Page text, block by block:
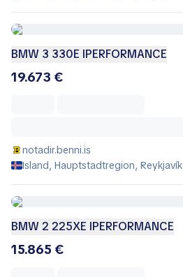
BMW 3 330E IPERFORMANCE
19.673 €
notadir.benni.is
Island, Hauptstadtregion, Reykjavík
BMW 2 225XE IPERFORMANCE
15.865 €